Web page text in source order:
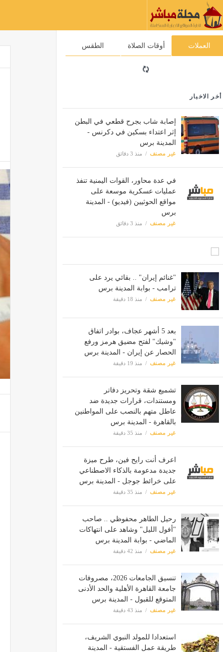
العملات أوقات الصلاة الطقس
أخر الاخبار
إصابة شاب بجرح قطعي في البطن
إثر اعتداء بسكين في دكرنس -
المدينة برس
غير مصنف منذ 3 دقائق
في عدة محاور، القوات اليمنية تنفذ
عمليات عسكرية موسعة على
مواقع الحوثيين (فيديو) - المدينة
برس
غير مصنف منذ 3 دقائق
"غنائم إيران" .. بقائي يرد على
ترامب - بوابة المدينة برس
غير مصنف منذ 18 دقيقة
بعد 5 أشهر عجاف، بوادر اتفاق
"وشيك" لفتح مضيق هرمز ورفع
الحصار عن إيران - المدينة برس
غير مصنف منذ 19 دقيقة
تشميع شقة وتحريز دفاتر
ومستندات، قرارات جديدة ضد
عاطل متهم بالنصب على المواطنين
بالقاهرة - المدينة برس
غير مصنف منذ 35 دقيقة
اعرف أنت رايح فين، طرح ميزة
جديدة مدعومة بالذكاء الاصطناعي
على خرائط جوجل - المدينة برس
غير مصنف منذ 35 دقيقة
رحيل الطاهر محفوظي .. صاحب
"أفول الليل" وشاهد على انتهاكات
الماضي - بوابة المدينة برس
غير مصنف منذ 42 دقيقة
تنسيق الجامعات 2026، مصروفات
جامعة القاهرة الأهلية والحد الأدنى
المتوقع للقبول - المدينة برس
غير مصنف منذ 43 دقيقة
استعدادا للمولد النبوي الشريف،
طريقة عمل الفستقية - المدينة